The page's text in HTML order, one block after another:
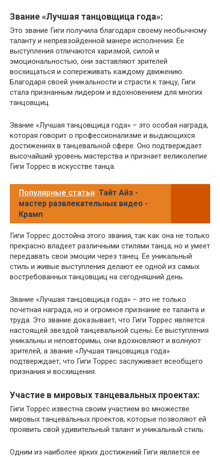
Звание «Лучшая танцовщица года»:
Это звание Гиги получила благодаря своему необычному
таланту и непревзойденной манере исполнения. Ее
выступления отличаются харизмой, силой и
эмоциональностью, они заставляют зрителей
восхищаться и сопереживать каждому движению.
Благодаря своей уникальности и страсти к танцу, Гиги
стала признанным лидером и вдохновением для многих
танцовщиц.
Звание «Лучшая танцовщица года» – это особая награда,
которая говорит о профессионализме и выдающихся
достижениях в танцевальной сфере. Оно подтверждает
высочайший уровень мастерства и признает великолепие
Гиги Торрес в искусстве танца.
Популярные статьи Тайт Айз -
мастер развлекательных видео -
Крамп
Гиги Торрес достойна этого звания, так как она не только
прекрасно владеет различными стилями танца, но и умеет
передавать свои эмоции через танец. Ее уникальный
стиль и живые выступления делают ее одной из самых
востребованных танцовщиц на сегодняшний день.
Звание «Лучшая танцовщица года» – это не только
почетная награда, но и огромное признание ее таланта и
труда. Это звание доказывает, что Гиги Торрес является
настоящей звездой танцевальной сцены. Ее выступления
уникальны и неповторимы, они вдохновляют и волнуют
зрителей, а звание «Лучшая танцовщица года»
подтверждает, что Гиги Торрес заслуживает всеобщего
признания и восхищения.
Участие в мировых танцевальных проектах:
Гиги Торрес известна своим участием во множестве
мировых танцевальных проектов, которые позволяют ей
проявить свой удивительный талант и уникальный стиль.
Одним из наиболее ярких достижений Гиги является ее